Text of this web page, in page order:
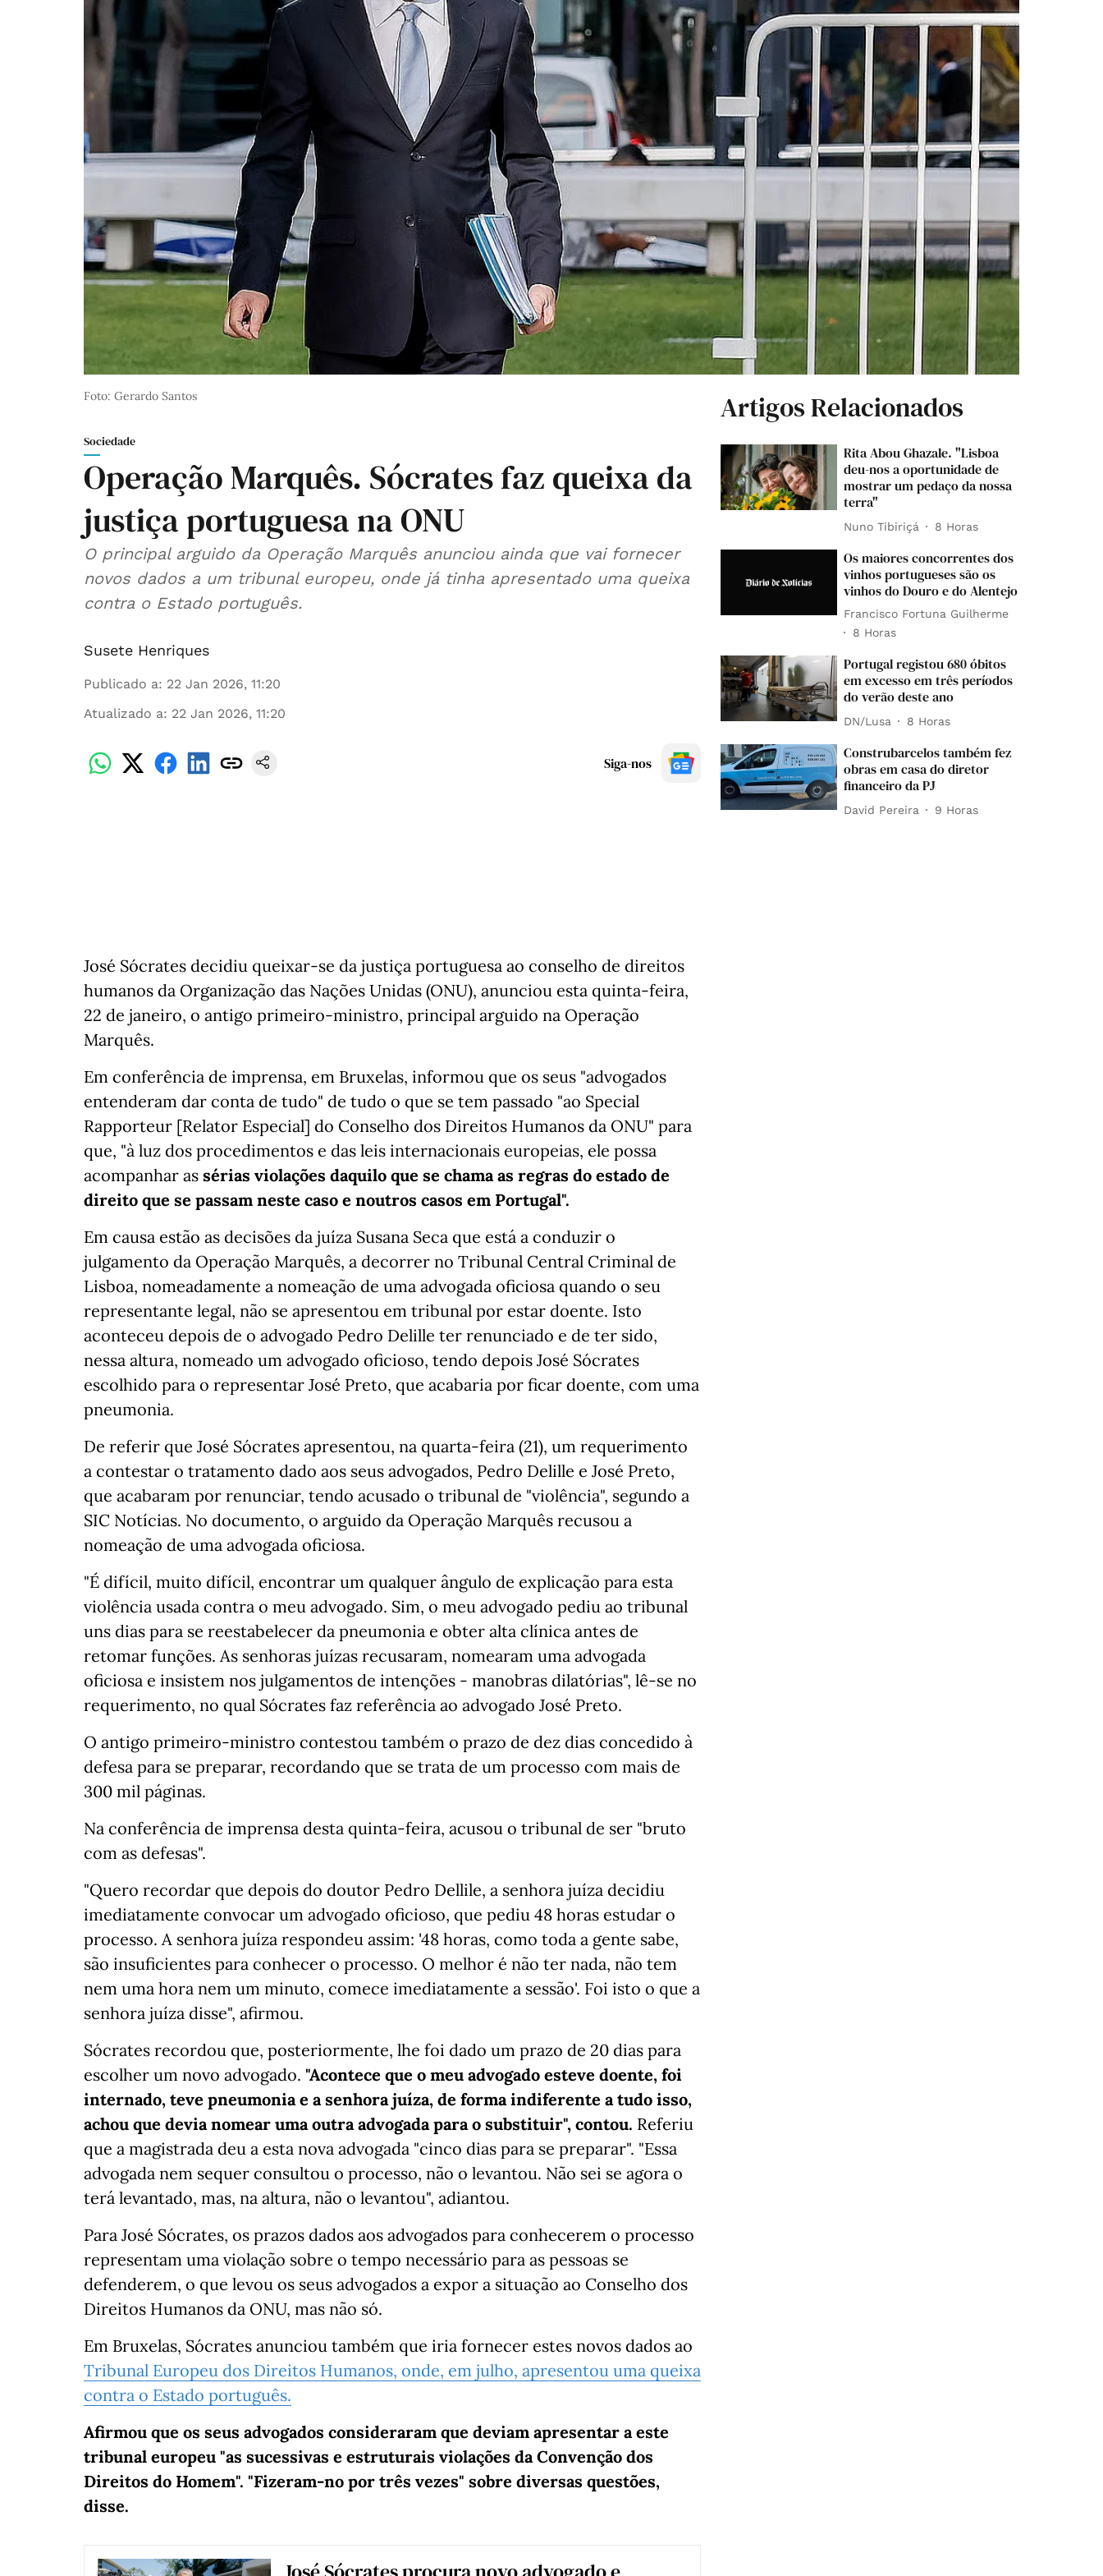
Foto: Gerardo Santos
Sociedade
Operação Marquês. Sócrates faz queixa da
justiça portuguesa na ONU
O principal arguido da Operação Marquês anunciou ainda que vai fornecer
novos dados a um tribunal europeu, onde já tinha apresentado uma queixa
contra o Estado português.
Susete Henriques
Publicado a: 22 Jan 2026, 11:20
Atualizado a: 22 Jan 2026, 11:20
Siga-nos
José Sócrates decidiu queixar-se da justiça portuguesa ao conselho de direitos
humanos da Organização das Nações Unidas (ONU), anunciou esta quinta-feira,
22 de janeiro, o antigo primeiro-ministro, principal arguido na Operação
Marquês.
Em conferência de imprensa, em Bruxelas, informou que os seus "advogados
entenderam dar conta de tudo" de tudo o que se tem passado "ao Special
Rapporteur [Relator Especial] do Conselho dos Direitos Humanos da ONU" para
que, "à luz dos procedimentos e das leis internacionais europeias, ele possa
acompanhar as sérias violações daquilo que se chama as regras do estado de
direito que se passam neste caso e noutros casos em Portugal".
Em causa estão as decisões da juíza Susana Seca que está a conduzir o
julgamento da Operação Marquês, a decorrer no Tribunal Central Criminal de
Lisboa, nomeadamente a nomeação de uma advogada oficiosa quando o seu
representante legal, não se apresentou em tribunal por estar doente. Isto
aconteceu depois de o advogado Pedro Delille ter renunciado e de ter sido,
nessa altura, nomeado um advogado oficioso, tendo depois José Sócrates
escolhido para o representar José Preto, que acabaria por ficar doente, com uma
pneumonia.
De referir que José Sócrates apresentou, na quarta-feira (21), um requerimento
a contestar o tratamento dado aos seus advogados, Pedro Delille e José Preto,
que acabaram por renunciar, tendo acusado o tribunal de "violência", segundo a
SIC Notícias. No documento, o arguido da Operação Marquês recusou a
nomeação de uma advogada oficiosa.
"É difícil, muito difícil, encontrar um qualquer ângulo de explicação para esta
violência usada contra o meu advogado. Sim, o meu advogado pediu ao tribunal
uns dias para se reestabelecer da pneumonia e obter alta clínica antes de
retomar funções. As senhoras juízas recusaram, nomearam uma advogada
oficiosa e insistem nos julgamentos de intenções - manobras dilatórias", lê-se no
requerimento, no qual Sócrates faz referência ao advogado José Preto.
O antigo primeiro-ministro contestou também o prazo de dez dias concedido à
defesa para se preparar, recordando que se trata de um processo com mais de
300 mil páginas.
Na conferência de imprensa desta quinta-feira, acusou o tribunal de ser "bruto
com as defesas".
"Quero recordar que depois do doutor Pedro Dellile, a senhora juíza decidiu
imediatamente convocar um advogado oficioso, que pediu 48 horas estudar o
processo. A senhora juíza respondeu assim: '48 horas, como toda a gente sabe,
são insuficientes para conhecer o processo. O melhor é não ter nada, não tem
nem uma hora nem um minuto, comece imediatamente a sessão'. Foi isto o que a
senhora juíza disse", afirmou.
Sócrates recordou que, posteriormente, lhe foi dado um prazo de 20 dias para
escolher um novo advogado. "Acontece que o meu advogado esteve doente, foi
internado, teve pneumonia e a senhora juíza, de forma indiferente a tudo isso,
achou que devia nomear uma outra advogada para o substituir", contou. Referiu
que a magistrada deu a esta nova advogada "cinco dias para se preparar". "Essa
advogada nem sequer consultou o processo, não o levantou. Não sei se agora o
terá levantado, mas, na altura, não o levantou", adiantou.
Para José Sócrates, os prazos dados aos advogados para conhecerem o processo
representam uma violação sobre o tempo necessário para as pessoas se
defenderem, o que levou os seus advogados a expor a situação ao Conselho dos
Direitos Humanos da ONU, mas não só.
Em Bruxelas, Sócrates anunciou também que iria fornecer estes novos dados ao
Tribunal Europeu dos Direitos Humanos, onde, em julho, apresentou uma queixa
contra o Estado português.
Afirmou que os seus advogados consideraram que deviam apresentar a este
tribunal europeu "as sucessivas e estruturais violações da Convenção dos
Direitos do Homem". "Fizeram-no por três vezes" sobre diversas questões,
disse.
Artigos Relacionados
Rita Abou Ghazale. "Lisboa
deu-nos a oportunidade de
mostrar um pedaço da nossa
terra"
Nuno Tibiriçá 8 Horas
Os maiores concorrentes dos
vinhos portugueses são os
vinhos do Douro e do Alentejo
Francisco Fortuna Guilherme
8 Horas
Portugal registou 680 óbitos
em excesso em três períodos
do verão deste ano
DN/Lusa 8 Horas
Construbarcelos também fez
obras em casa do diretor
financeiro da PJ
David Pereira 9 Horas